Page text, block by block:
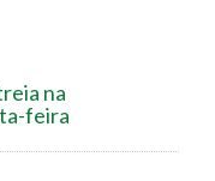
na
feira